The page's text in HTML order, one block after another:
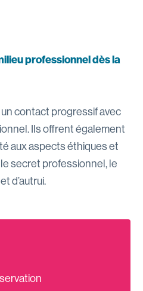
professionnel dès la
contact progressif avec
Ils offrent également
aux aspects éthiques et
secret professionnel, le
d’autrui.